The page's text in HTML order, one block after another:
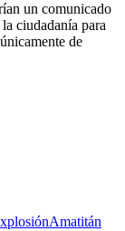
un comunicado
ciudadanía para
de
Amatitán